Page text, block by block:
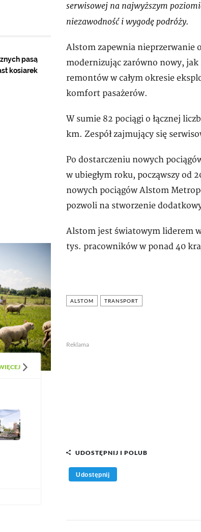
serwisowej na najwyższym
niezawodność i wygo­dę podróży.
Alstom zapewnia nieprzerwanie
modernizując zarówno nowy,
remontów w całym okresie
komfort pasażerów.
W sumie 82 pociągi o łącznej
km. Zespół zajmujący się
Po dostarczeniu nowych
w ubiegłym roku, począwszy od
nowych pociągów Alstom
pozwoli na stworzenie
Alstom jest światowym liderem
tys. pracowników w ponad 40
ALSTOM TRANSPORT
Reklama
UDOSTĘPNIJ I POLUB
Udostępnij
pasą
kosiarek